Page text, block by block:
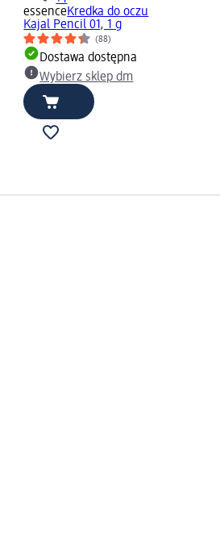
essenceKredka do oczu
Kajal Pencil 01, 1 g
(88)
Dostawa dostępna
Wybierz sklep dm